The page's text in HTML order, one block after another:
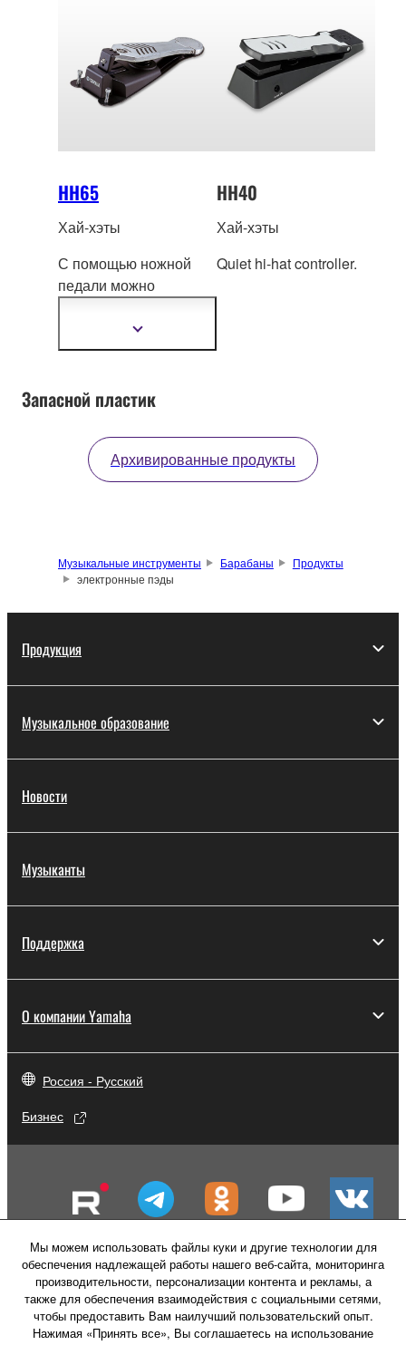
HH65
Хай-хэты
С помощью ножной
педали можно
набор звуков хай
полностью открытый,
полуоткрытый и
Показать
HH40
Хай-хэты
Quiet hi-hat controller.
Запасной пластик
Архивированные продукты
Музыкальные инструменты Барабаны
Продукты
электронные пэды
Продукция
Музыкальное образование
Новости
Музыканты
Поддержка
О компании Yamaha
Россия - Русский
Бизнес
Мы можем использовать файлы куки и другие технологии для
обеспечения надлежащей работы нашего веб-сайта, мониторинга
производительности, персонализации контента и рекламы, а
также для обеспечения взаимодействия с социальными сетями,
чтобы предоставить Вам наилучший пользовательский опыт.
Нажимая «Принять все», Вы соглашаетесь на использование